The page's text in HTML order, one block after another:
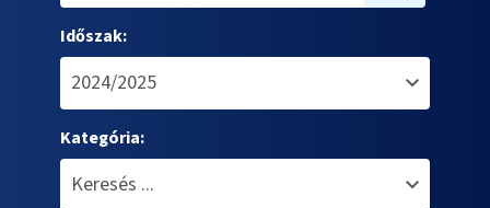
Időszak:
Kategória: